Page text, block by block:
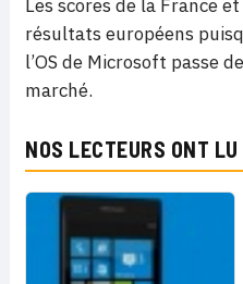
Les scores de la France
résultats européens
l’OS de Microsoft passe
marché.
NOS LECTEURS ONT